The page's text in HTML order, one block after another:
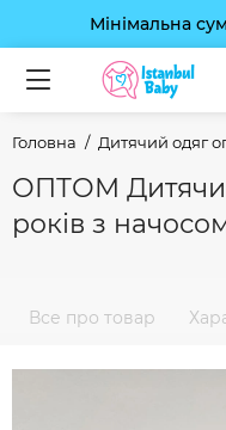
Мінімальна
Головна Дитячий одяг
ОПТОМ
років з
Все про товар